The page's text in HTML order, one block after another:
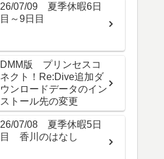
26/07/09 夏季休暇6日
目～9日目
DMM版 プリンセスコ
ネクト！Re:Dive追加ダ
ウンロードデータのイン
ストール先の変更
26/07/08 夏季休暇5日
目 香川のはなし